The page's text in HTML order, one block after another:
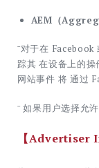
AEM（
ˉ对于在
踪其 在设备上的
网站事件 将 通过
ˉ 如果用户选择允
【Advertiser